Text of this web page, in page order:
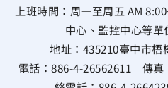
上班時間：周一至周五 AM
中心、監控中心等單
地址： 435210臺中市梧
電話：886-4-26562611 傳真